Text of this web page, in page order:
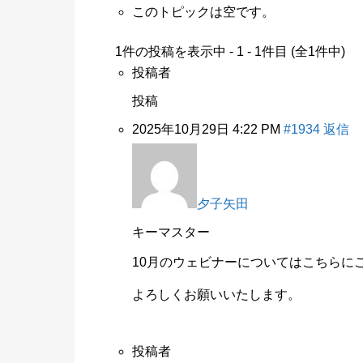
このトピックは空です。
1件の投稿を表示中 - 1 - 1件目 (全1件中)
投稿者
投稿
2025年10月29日 4:22 PM #1934 返信
夕子矢田
キーマスター
10月のウェビナーについてはこちらに
よろしくお願いいたします。
投稿者